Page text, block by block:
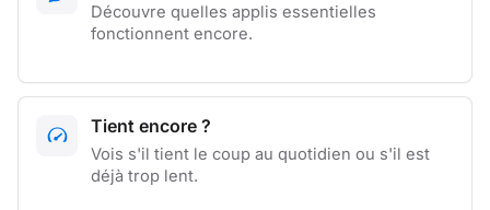
Découvre quelles applis essentielles
fonctionnent encore.
Tient encore ?
Vois s'il tient le coup au quotidien ou s'il est
déjà trop lent.